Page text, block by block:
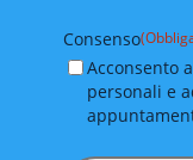
Consenso
Acconsento
personali e